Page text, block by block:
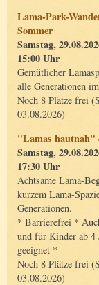
Lama-Park-
Sommer
Samstag,
15:00 Uhr
Gemütlicher
alle Generationen
Noch 8 Plätze frei
03.08.2026)
"Lamas hautnah"
Samstag,
17:30 Uhr
Achtsame Lama-
kurzem Lama-
Generationen.
* Barrierefrei *
und für Kinder ab 4
geeignet *
Noch 8 Plätze frei
03.08.2026)